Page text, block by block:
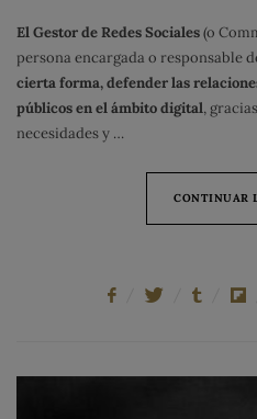
El Gestor de Redes Sociales(o
persona encargada o responsable
cierta forma, defender las
públicos en el ámbito digital,
necesidades y …
CONTINUAR